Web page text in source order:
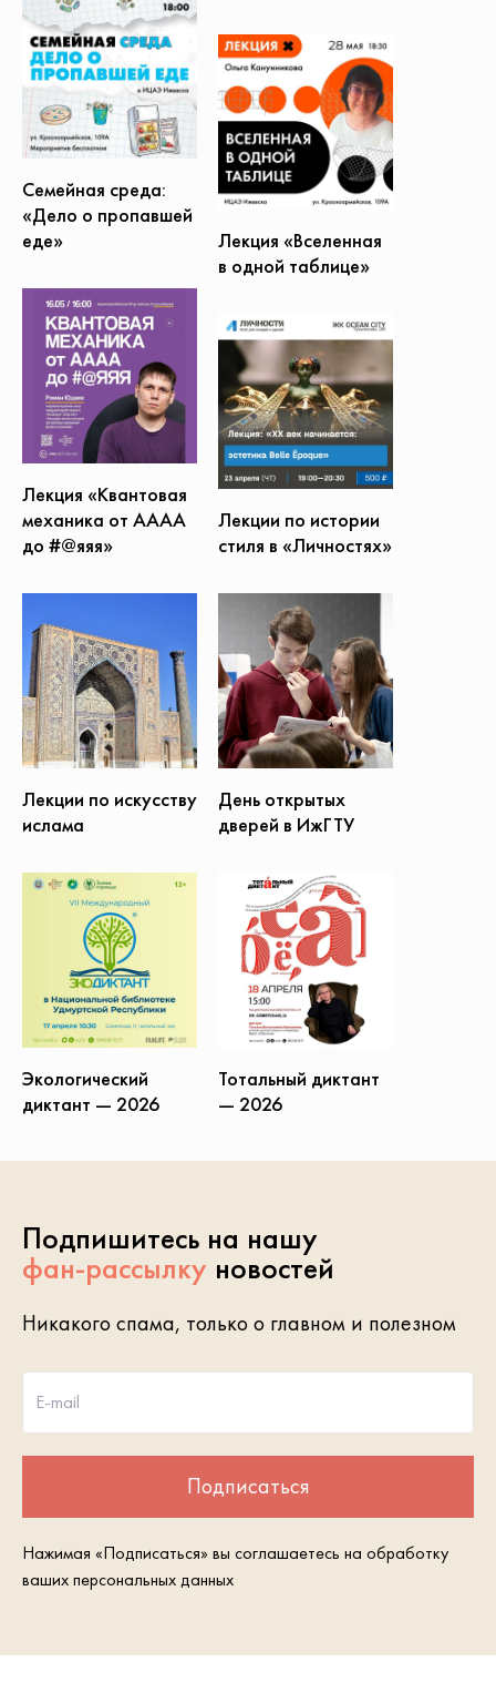
Семейная среда:
«Дело о пропавшей
еде»
Лекция «Вселенная
в одной таблице»
Лекция «Квантовая
механика от АААА
до #@яяя»
Лекции по истории
стиля в «Личностях»
Лекции по искусству
ислама
День открытых
дверей в ИжГТУ
Экологический
диктант — 2026
Тотальный диктант
— 2026
Подпишитесь на нашу
фан-рассылку новостей
Никакого спама, только о главном и полезном
E-mail
Подписаться
Нажимая «Подписаться» вы соглашаетесь на обработку
ваших персональных данных